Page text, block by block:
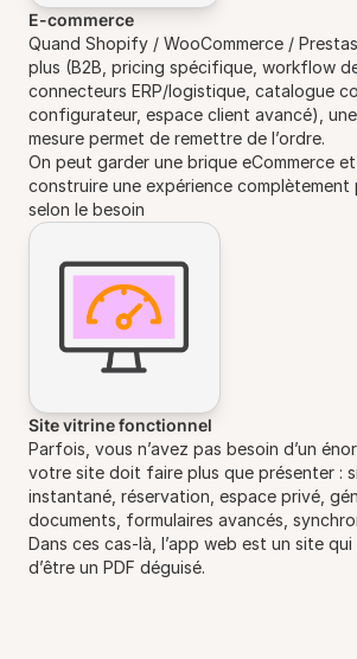
E-commerce
Quand Shopify / WooCommerce /
plus (B2B, pricing spécifique, workflow
connecteurs ERP/logistique, catalogue
configurateur, espace client avancé),
mesure permet de remettre de l’ordre.
On peut garder une brique eCommerce
construire une expérience complètement
selon le besoin
Site vitrine fonctionnel
Parfois, vous n’avez pas besoin d’un
votre site doit faire plus que présenter :
instantané, réservation, espace privé,
documents, formulaires avancés,
Dans ces cas-là, l’app web est un site qui
d’être un PDF déguisé.